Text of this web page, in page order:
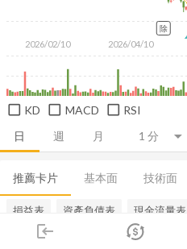
login
市場
日 週 月
2026/02/10 2026/04/10
除
KD MACD RSI
推薦卡片 基本面 技術面
損益表 資產負債表 現金流量表